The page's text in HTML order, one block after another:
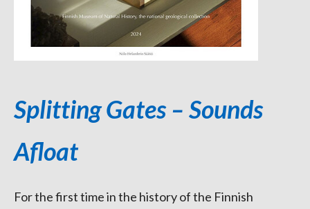
Splitting Gates – Sounds
Afloat
For the first time in the history of the Finnish